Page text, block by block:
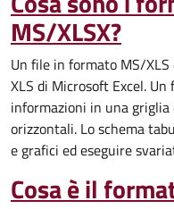
MS/XLSX?
Un file in formato MS/
XLS di Microsoft Excel.
informazioni in una
orizzontali. Lo schema
e grafici ed eseguire
Cosa è il